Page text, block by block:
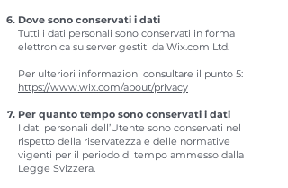
Dove sono conservati i dati
Tutti i dati personali sono conservati in forma
elettronica su server gestiti da Wix.com Ltd.
Per ulteriori informazioni consultare il punto 5:
https://www.wix.com/about/privacy
Per quanto tempo sono conservati i dati
I dati personali dell’Utente sono conservati nel
rispetto della riservatezza e delle normative
vigenti per il periodo di tempo ammesso dalla
Legge Svizzera.